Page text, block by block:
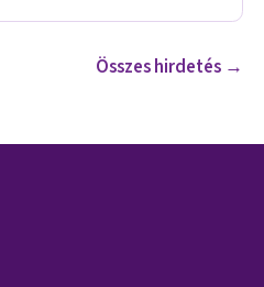
Összes hirdetés →